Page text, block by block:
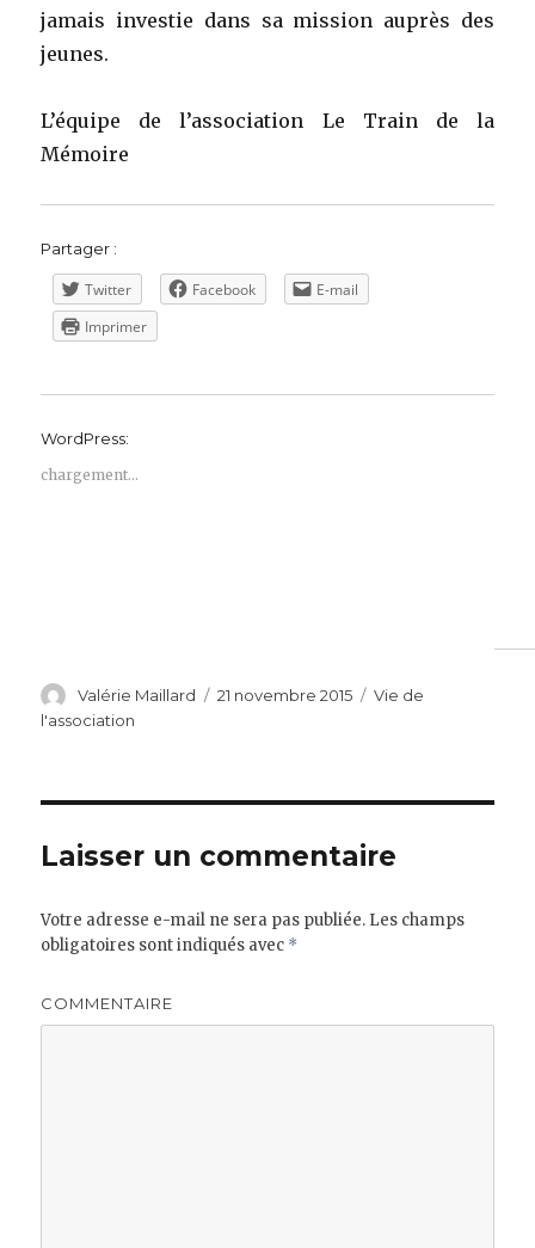
jamais investie dans sa mission auprès des
jeunes.
L’équipe de l’association Le Train de la
Mémoire
Partager :
Twitter Facebook
E-mail
Imprimer
WordPress:
chargement…
Auteur
Valérie Maillard
Publié
21 novembre 2015 Catégories
Vie de
l'association
Laisser un commentaire
Votre adresse e-mail ne sera pas publiée. Les champs
obligatoires sont indiqués avec *
COMMENTAIRE